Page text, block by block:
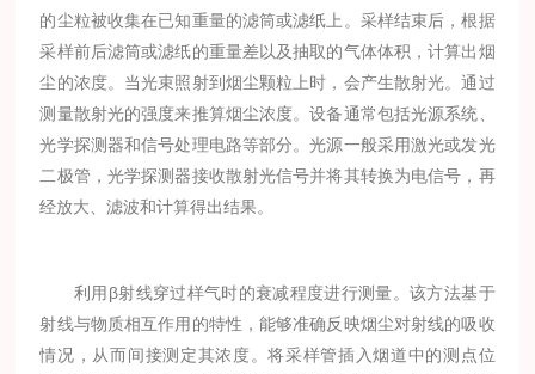
的尘粒被收集在已知重量的滤筒或滤纸上。采样结束后，根据
采样前后滤筒或滤纸的重量差以及抽取的气体体积，计算出烟
尘的浓度。当光束照射到烟尘颗粒上时，会产生散射光。通过
测量散射光的强度来推算烟尘浓度。设备通常包括光源系统、
光学探测器和信号处理电路等部分。光源一般采用激光或发光
二极管，光学探测器接收散射光信号并将其转换为电信号，再
经放大、滤波和计算得出结果。
利用β射线穿过样气时的衰减程度进行测量。该方法基于
射线与物质相互作用的特性，能够准确反映烟尘对射线的吸收
情况，从而间接测定其浓度。将采样管插入烟道中的测点位